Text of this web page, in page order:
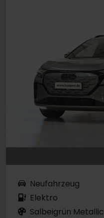
Neufahrzeug
Elektro
Salbeigrün Metallic